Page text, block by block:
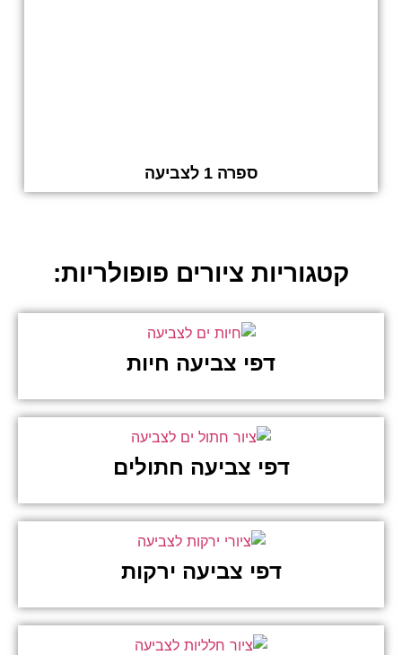
ספרה 1 לצביעה
קטגוריות ציורים פופולריות:
דפי צביעה חיות
דפי צביעה חתולים
דפי צביעה ירקות